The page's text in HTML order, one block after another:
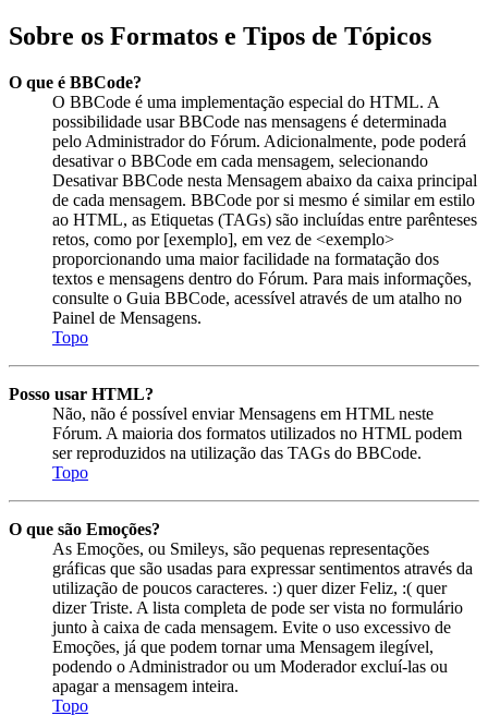
Sobre os Formatos e Tipos de Tópicos
O que é BBCode?
O BBCode é uma implementação especial do HTML. A
possibilidade usar BBCode nas mensagens é determinada
pelo Administrador do Fórum. Adicionalmente, pode poderá
desativar o BBCode em cada mensagem, selecionando
Desativar BBCode nesta Mensagem abaixo da caixa principal
de cada mensagem. BBCode por si mesmo é similar em estilo
ao HTML, as Etiquetas (TAGs) são incluídas entre parênteses
retos, como por [exemplo], em vez de <exemplo>
proporcionando uma maior facilidade na formatação dos
textos e mensagens dentro do Fórum. Para mais informações,
consulte o Guia BBCode, acessível através de um atalho no
Painel de Mensagens.
Topo
Posso usar HTML?
Não, não é possível enviar Mensagens em HTML neste
Fórum. A maioria dos formatos utilizados no HTML podem
ser reproduzidos na utilização das TAGs do BBCode.
Topo
O que são Emoções?
As Emoções, ou Smileys, são pequenas representações
gráficas que são usadas para expressar sentimentos através da
utilização de poucos caracteres. :) quer dizer Feliz, :( quer
dizer Triste. A lista completa de pode ser vista no formulário
junto à caixa de cada mensagem. Evite o uso excessivo de
Emoções, já que podem tornar uma Mensagem ilegível,
podendo o Administrador ou um Moderador excluí-las ou
apagar a mensagem inteira.
Topo